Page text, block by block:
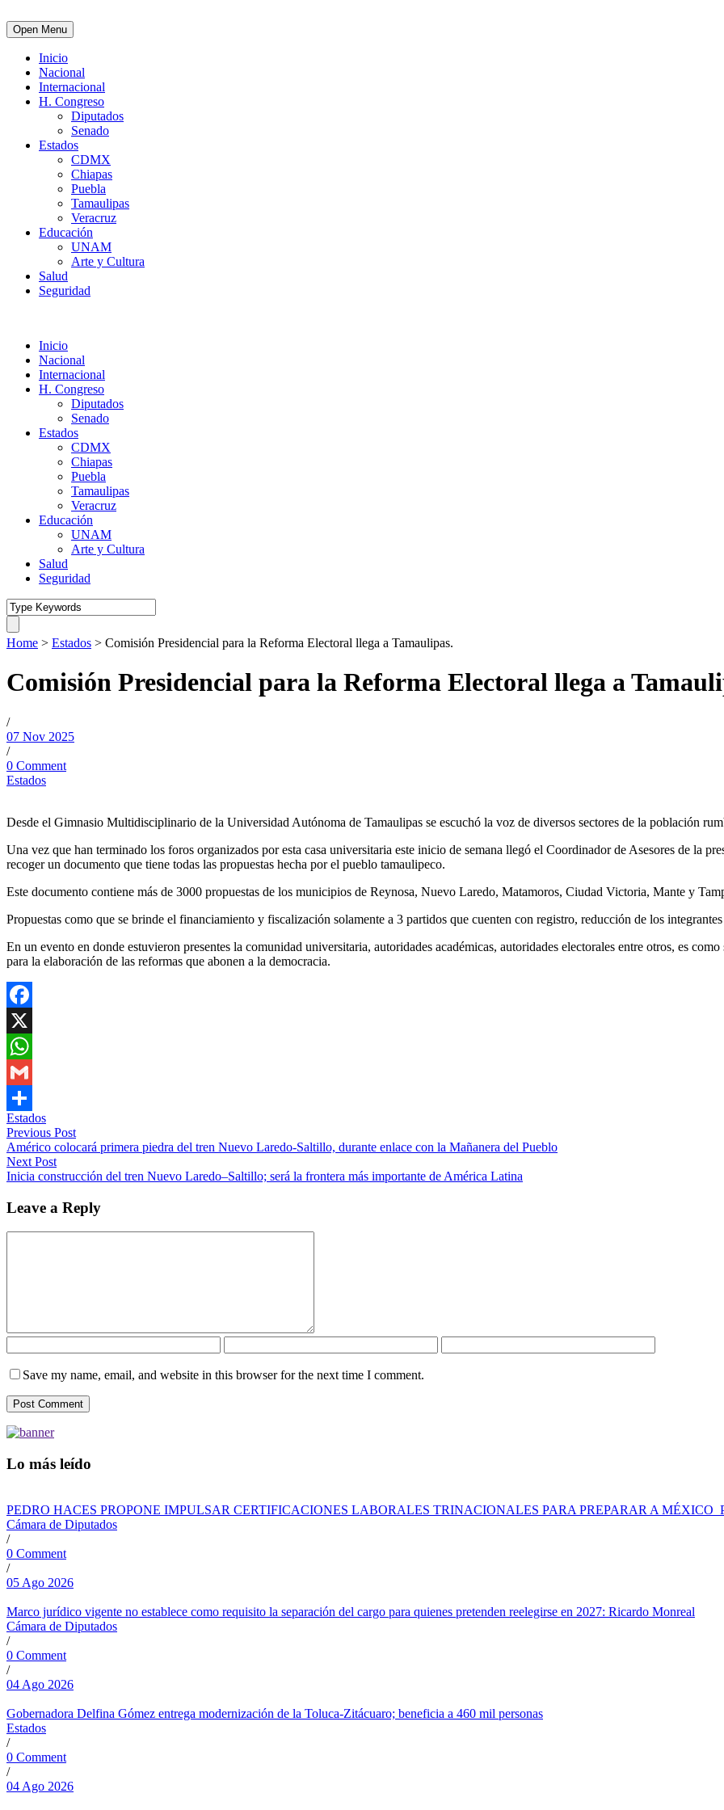
Open Menu
Inicio
Nacional
Internacional
H. Congreso
Diputados
Senado
Estados
CDMX
Chiapas
Puebla
Tamaulipas
Veracruz
Educación
UNAM
Arte y Cultura
Salud
Seguridad
Inicio
Nacional
Internacional
H. Congreso
Diputados
Senado
Estados
CDMX
Chiapas
Puebla
Tamaulipas
Veracruz
Educación
UNAM
Arte y Cultura
Salud
Seguridad
Home > Estados > Comisión Presidencial para la Reforma Electoral llega a Tamaulipas.
Comisión Presidencial para la Reforma Electoral llega a
/
07 Nov 2025
/
0 Comment
Estados
Desde el Gimnasio Multidisciplinario de la Universidad Autónoma de Tamaulipas se escuchó la voz de diversos sectores de la población
Una vez que han terminado los foros organizados por esta casa universitaria este inicio de semana llegó el Coordinador de Asesores de la
recoger un documento que tiene todas las propuestas hecha por el pueblo tamaulipeco.
Este documento contiene más de 3000 propuestas de los municipios de Reynosa, Nuevo Laredo, Matamoros, Ciudad Victoria, Mante y
Propuestas como que se brinde el financiamiento y fiscalización solamente a 3 partidos que cuenten con registro, reducción de los
En un evento en donde estuvieron presentes la comunidad universitaria, autoridades académicas, autoridades electorales entre otros, es
para la elaboración de las reformas que abonen a la democracia.
Facebook
X
WhatsApp
Gmail
Compartir
Estados
Previous Post
Américo colocará primera piedra del tren Nuevo Laredo-Saltillo, durante enlace con la Mañanera del Pueblo
Next Post
Inicia construcción del tren Nuevo Laredo–Saltillo; será la frontera más importante de América Latina
Leave a Reply
Save my name, email, and website in this browser for the next time I comment.
Lo más leído
PEDRO HACES PROPONE IMPULSAR CERTIFICACIONES LABORALES TRINACIONALES PARA PREPARAR A
Cámara de Diputados
/
0 Comment
/
05 Ago 2026
Marco jurídico vigente no establece como requisito la separación del cargo para quienes pretenden reelegirse en 2027: Ricardo Monreal
Cámara de Diputados
/
0 Comment
/
04 Ago 2026
Gobernadora Delfina Gómez entrega modernización de la Toluca-Zitácuaro; beneficia a 460 mil personas
Estados
/
0 Comment
/
04 Ago 2026